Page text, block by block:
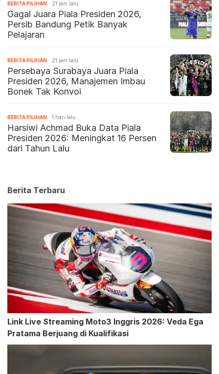
BERITA PILIHAN 21 jam lalu
Gagal Juara Piala Presiden 2026,
Persib Bandung Petik Banyak
Pelajaran
BERITA PILIHAN 21 jam lalu
Persebaya Surabaya Juara Piala
Presiden 2026, Manajemen Imbau
Bonek Tak Konvoi
BERITA PILIHAN 1 hari lalu
Harsiwi Achmad Buka Data Piala
Presiden 2026: Meningkat 16 Persen
dari Tahun Lalu
Berita Terbaru
Link Live Streaming Moto3 Inggris 2026: Veda Ega
Pratama Berjuang di Kualifikasi